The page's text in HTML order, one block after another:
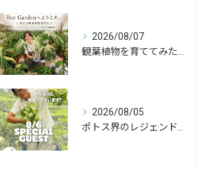
2026/08/07
観葉植物を育ててみたいけど、何を選べばいいか分からない」
2026/08/05
ポトス界のレジェンド、COME BACK!!!